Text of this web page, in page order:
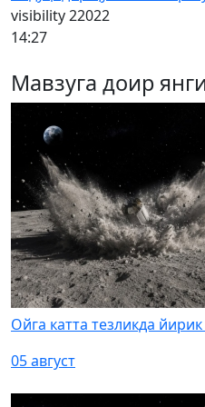
visibility22022
14:27
Мавзуга доир
Ойга катта тезликда
05 август